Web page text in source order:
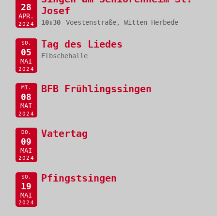
28
APR.
2024
Josef
10:30 Voestenstraße, Witten Herbede
SO.
05
MAI
2024
Tag des Liedes
Elbschehalle
MI.
08
MAI
2024
BFB Frühlingssingen
DO.
09
MAI
2024
Vatertag
SO.
19
MAI
2024
Pfingstsingen